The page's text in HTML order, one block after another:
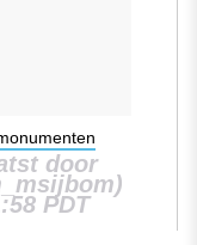
door
PDT